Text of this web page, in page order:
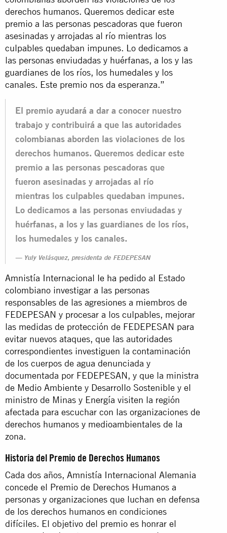
derechos humanos. Queremos dedicar este
premio a las personas pescadoras que fueron
asesinadas y arrojadas al río mientras los
culpables quedaban impunes. Lo dedicamos a
las personas enviudadas y huérfanas, a los y las
guardianes de los ríos, los humedales y los
canales. Este premio nos da esperanza.”
El premio ayudará a dar a conocer nuestro
trabajo y contribuirá a que las autoridades
colombianas aborden las violaciones de los
derechos humanos. Queremos dedicar este
premio a las personas pescadoras que
fueron asesinadas y arrojadas al río
mientras los culpables quedaban impunes.
Lo dedicamos a las personas enviudadas y
huérfanas, a los y las guardianes de los ríos,
los humedales y los canales.
Yuly Velásquez, presidenta de FEDEPESAN
Amnistía Internacional le ha pedido al Estado
colombiano investigar a las personas
responsables de las agresiones a miembros de
FEDEPESAN y procesar a los culpables, mejorar
las medidas de protección de FEDEPESAN para
evitar nuevos ataques, que las autoridades
correspondientes investiguen la contaminación
de los cuerpos de agua denunciada y
documentada por FEDEPESAN, y que la ministra
de Medio Ambiente y Desarrollo Sostenible y el
ministro de Minas y Energía visiten la región
afectada para escuchar con las organizaciones de
derechos humanos y medioambientales de la
zona.
Historia del Premio de Derechos Humanos
Cada dos años, Amnistía Internacional Alemania
concede el Premio de Derechos Humanos a
personas y organizaciones que luchan en defensa
de los derechos humanos en condiciones
difíciles. El objetivo del premio es honrar el